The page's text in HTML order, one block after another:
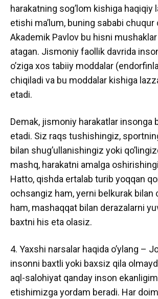
harakatning sog’lom kishiga haqiqiy
etishi ma’lum, buning sababi chuqur
Akademik Pavlov bu hisni
atagan. Jismoniy faollik davrida
o’ziga xos tabiiy moddalar
chiqiladi va bu moddalar kishiga
etadi.
Demak, jismoniy harakatlar insonga
etadi. Siz raqs tushishingiz,
bilan shug’ullanishingiz yoki
mashq, harakatni amalga
Hatto, qishda ertalab turib yoqqan
ochsangiz ham, yerni belkurak bilan
ham, mashaqqat bilan derazalarni
baxtni his eta olasiz.
4. Yaxshi narsalar haqida o’ylang –
insonni baxtli yoki baxsiz qila
aql-salohiyat qanday inson
etishimizga yordam beradi. Har